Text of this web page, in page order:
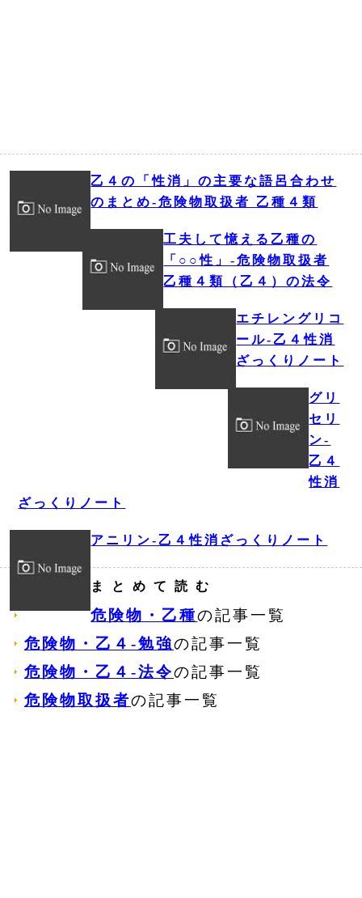
乙４の「性消」の主要な語呂合わせ
のまとめ‐危険物取扱者 乙種４類
工夫して憶える乙種の
「○○性」‐危険物取扱者
乙種４類（乙４）の法令
エチレングリコ
ール‐乙４性消
ざっくりノート
グリ
セリ
ン‐
乙４
性消
ざっくりノート
アニリン‐乙４性消ざっくりノート
まとめて読む
危険物・乙種の記事一覧
危険物・乙４‐勉強の記事一覧
危険物・乙４‐法令の記事一覧
危険物取扱者の記事一覧